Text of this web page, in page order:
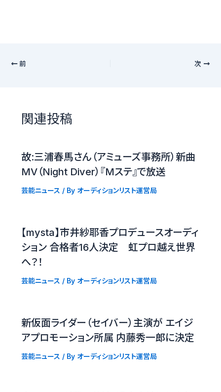
前 次
関連投稿
故:三浦春馬さん（アミューズ事務所）新曲
MV（Night Diver）『Mステ』で放送
芸能ニュース / By オーディションリスト運営局
【mysta】市井紗耶香プロデュースオーディ
ション 合格者16人決定 虹プロ越え世界
へ？！
芸能ニュース / By オーディションリスト運営局
新仮面ライダー（セイバー）主演が エイジ
アプロモーション所属 内藤秀一郎に決定
芸能ニュース / By オーディションリスト運営局